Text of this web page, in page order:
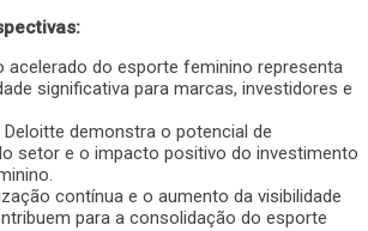
acelerado do esporte feminino representa
significativa para marcas, investidores e
Deloitte demonstra o potencial de
setor e o impacto positivo do investimento
contínua e o aumento da visibilidade
para a consolidação do esporte